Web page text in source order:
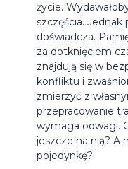
życie.
szczęścia.
doświadcza.
za dotknięciem
znajdują się w
konfliktu i
zmierzyć z
przepracowanie
wymaga odwagi.
jeszcze na nią? A
pojedynkę?